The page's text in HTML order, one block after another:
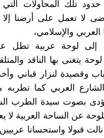
حدود تلك المحاولات
لا تعمل على أرضنا
والإسلامي،
إلى لوحة عربية تطل
لوحة يتغنى بها الناقد
وقصيدة لنزار قباني
العربي كما تطربه
بصوت سيدة الطرب
عن الساحة العربية لا
قبولا واستحسانا